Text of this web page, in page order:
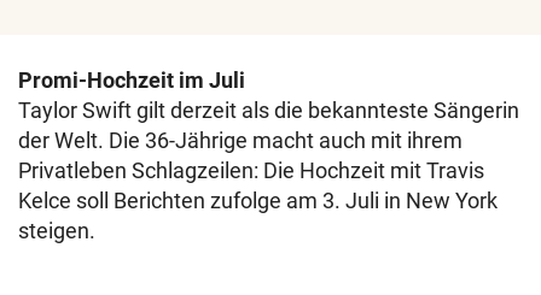
Promi-Hochzeit im Juli
Taylor Swift gilt derzeit als die bekannteste Sängerin
der Welt. Die 36-Jährige macht auch mit ihrem
Privatleben Schlagzeilen: Die Hochzeit mit Travis
Kelce soll Berichten zufolge am 3. Juli in New York
steigen.